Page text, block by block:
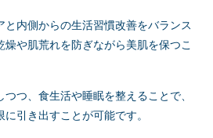
内側からの生活習慣改善をバランス
や肌荒れを防ぎながら美肌を保つこ
つ、食生活や睡眠を整えることで、
引き出すことが可能です。